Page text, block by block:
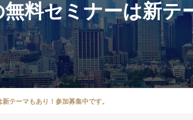
料セミナーは新テ
テーマもあり！参加募集中です。